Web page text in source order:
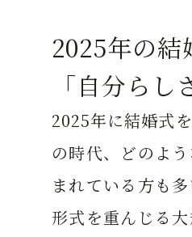
2025年の
「自分ら
2025年に結婚式
の時代、どのよ
まれている方も
形式を重んじる